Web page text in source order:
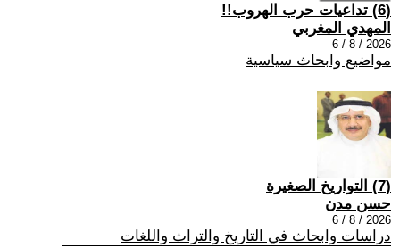
(6) تداعيات حرب الهروب!!
المهدي المغربي
2026 / 8 / 6
مواضيع وابحاث سياسية
(7) التواريخ الصغيرة
حسن مدن
2026 / 8 / 6
دراسات وابحاث في التاريخ والتراث واللغات